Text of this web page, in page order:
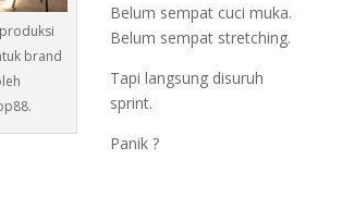
brand
Belum sempat cuci muka.
Belum sempat stretching.
Tapi langsung disuruh
sprint.
Panik ?